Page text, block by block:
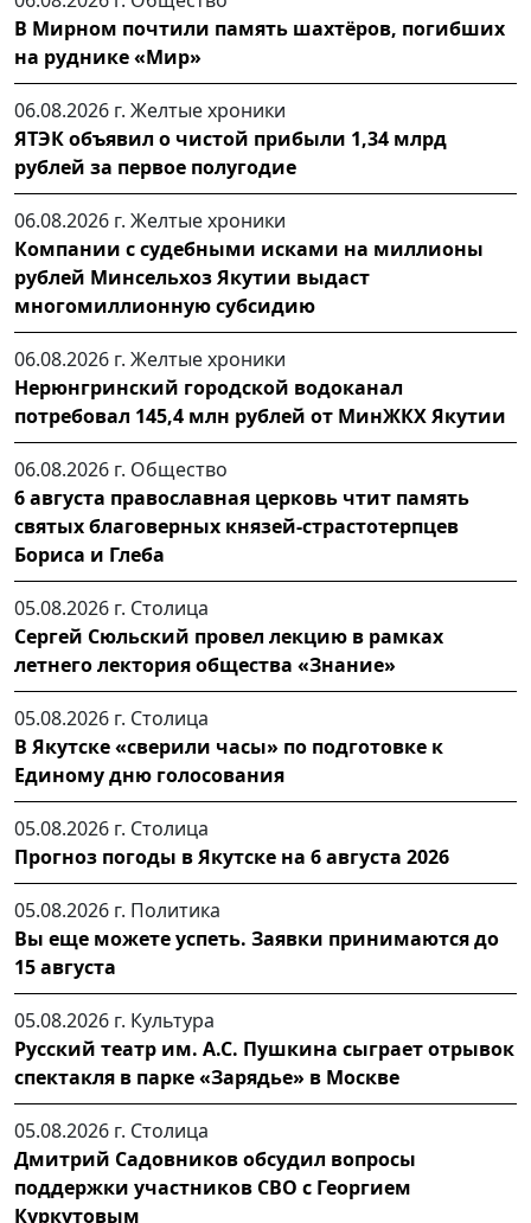
В Мирном почтили память шахтёров, погибших
на руднике «Мир»
06.08.2026 г. Желтые хроники
ЯТЭК объявил о чистой прибыли 1,34 млрд
рублей за первое полугодие
06.08.2026 г. Желтые хроники
Компании с судебными исками на миллионы
рублей Минсельхоз Якутии выдаст
многомиллионную субсидию
06.08.2026 г. Желтые хроники
Нерюнгринский городской водоканал
потребовал 145,4 млн рублей от МинЖКХ Якутии
06.08.2026 г. Общество
6 августа православная церковь чтит память
святых благоверных князей-страстотерпцев
Бориса и Глеба
05.08.2026 г. Столица
Сергей Сюльский провел лекцию в рамках
летнего лектория общества «Знание»
05.08.2026 г. Столица
В Якутске «сверили часы» по подготовке к
Единому дню голосования
05.08.2026 г. Столица
Прогноз погоды в Якутске на 6 августа 2026
05.08.2026 г. Политика
Вы еще можете успеть. Заявки принимаются до
15 августа
05.08.2026 г. Культура
Русский театр им. А.С. Пушкина сыграет отрывок
спектакля в парке «Зарядье» в Москве
05.08.2026 г. Столица
Дмитрий Садовников обсудил вопросы
поддержки участников СВО с Георгием
Куркутовым